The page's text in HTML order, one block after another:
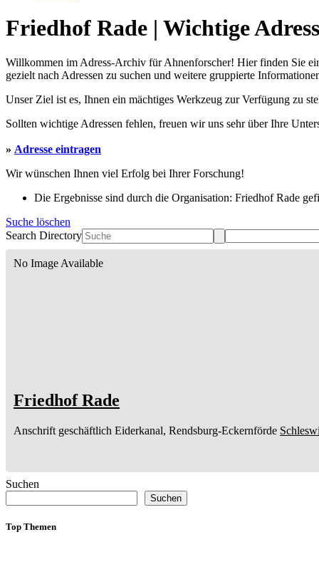
Friedhof Rade | Wichtige
Willkommen im Adress-Archiv für Ahnenforscher! Hier finden Sie
gezielt nach Adressen zu suchen und weitere gruppierte
Unser Ziel ist es, Ihnen ein mächtiges Werkzeug zur Verfügung zu
Sollten wichtige Adressen fehlen, freuen wir uns sehr über Ihre
» Adresse eintragen
Wir wünschen Ihnen viel Erfolg bei Ihrer Forschung!
Die Ergebnisse sind durch die Organisation: Friedhof Rade
Suche löschen
Search Directory
No Image Available
Friedhof Rade
Anschrift geschäftlich Eiderkanal, Rendsburg-Eckernförde
Suchen
Suchen
Top Themen